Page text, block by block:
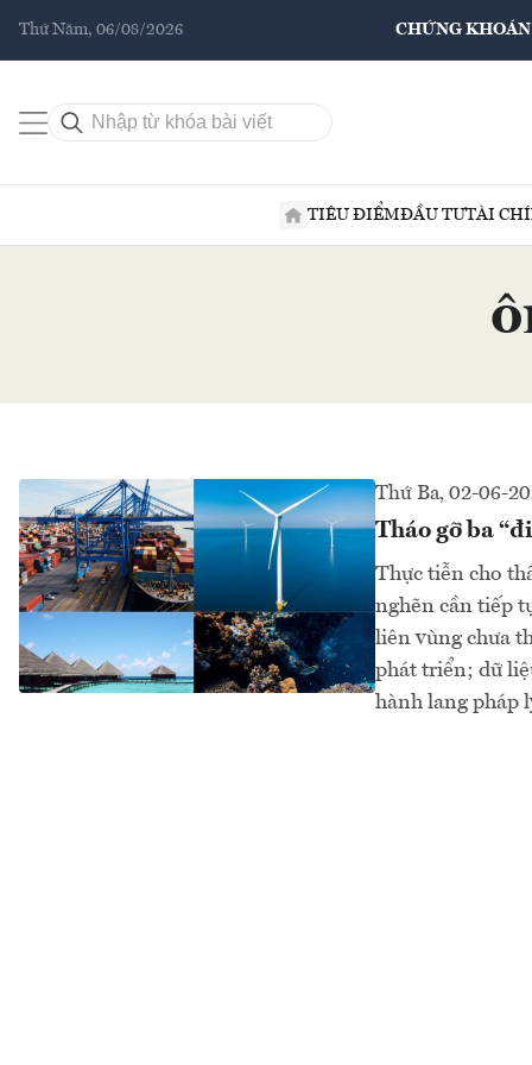
Thứ Năm, 06/08/2026 CHỨNG KHOÁN
TIÊU ĐIỂMĐẦU TƯTÀI
Thứ Ba, 02-06-
Tháo gỡ ba
Thực tiễn cho
nghẽn cần tiếp
liên vùng chưa
phát triển; dữ
hành lang pháp